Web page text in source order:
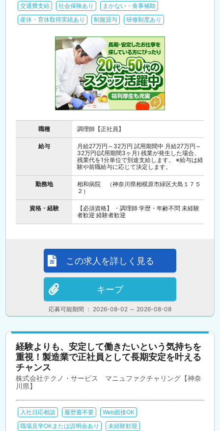
交通費支給 社会保険あり
まかない・食事補助
産休・育休取得実績あり
制服貸与 研修制度あり
職種 調理師【正社員】
給与
月給27万円～32万円 試用期間中 月給27万円～
32万円(試用期間3ヶ月) 残業が発生した場合、
残業代を1分単位で別途支給します。 ※給与は経
験や前職給与に応じて決定します。
勤務地
相和病院 （神奈川県相模原市緑区大島１７５
２）
資格・経験
【必須資格】 ・調理師 学歴・年齢不問 未経験
者歓迎 経験者歓迎
応募可能期間 ： 2026-08-02 ～ 2026-08-08
この求人を詳しく見る
キープ
経験よりも、安定して働きたいという気持ちを
重視！製造業で正社員として長期安定を叶える
チャンス
株式会社テクノ・サービス マニュファクチャリング【神奈
川県】
入社日応相談 履歴書不要
Web面接OK
職場見学OKまたは説明会あり
未経験歓迎